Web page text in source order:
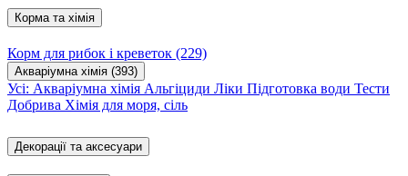
Корма та хімія
Корм для рибок і креветок (229)
Акваріумна хімія (393)
Усі: Акваріумна хімія Альгіциди Ліки Підготовка води Тести
Добрива Хімія для моря, сіль
Декорації та аксесуари